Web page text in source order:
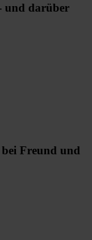
und darüber
bei Freund und